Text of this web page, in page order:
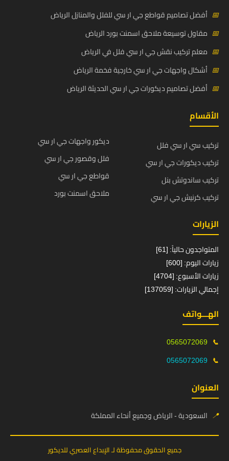
📅 أفضل تصاميم قواطع جي ار سي للفلل والمنازل الرياض
📅 مقاول توسيعة ملاحق اسمنت بورد الرياض
📅 معلم تركيب نقش جي ار سي فلل في الرياض
📅 أشكال واجهات جي ار سي خارجية فخمة الرياض
📅 أفضل تصاميم ديكورات جي ار سي الحديثة الرياض
الأقسام
تركيب سي ار سي فلل
تركيب ديكورات جي ار سي
تركيب ساندوتش بنل
تركيب كرنيش جي ار سي
ديكور واجهات جي ار سي
فلل وقصور جي ار سي
قواطع جي ار سي
ملاحق اسمنت بورد
الزيارات
المتواجدون حالياً: [61]
زيارات اليوم: [600]
زيارات الأسبوع: [4704]
إجمالي الزيارات: [137059]
الهـــواتف
📞
0565072069
📞
0565072069
العنوان
📍 السعودية - الرياض وجميع أنحاء المملكة
جميع الحقوق محفوظة لـ الإبداع العصري للديكور